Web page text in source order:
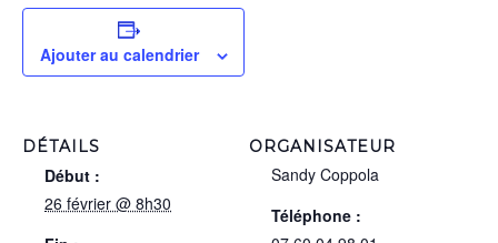
Ajouter au calendrier
DÉTAILS
Début :
26 février @ 8h30
ORGANISATEUR
Sandy Coppola
Téléphone :